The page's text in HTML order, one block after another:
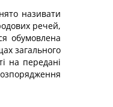
називати
речей,
обумовлена
загального
на передані